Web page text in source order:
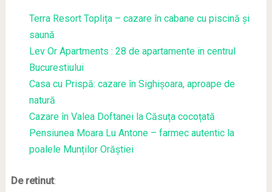
Terra Resort Toplița – cazare în cabane cu piscină și
saună
Lev Or Apartments : 28 de apartamente in centrul
Bucurestiului
Casa cu Prispă: cazare în Sighișoara, aproape de
natură
Cazare în Valea Doftanei la Căsuța cocoțată
Pensiunea Moara Lu Antone – farmec autentic la
poalele Munților Orăștiei
De retinut: